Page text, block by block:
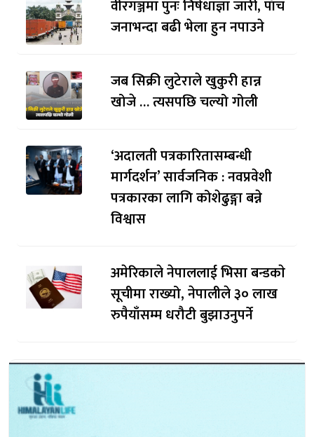
वीरगञ्जमा पुनः निषेधाज्ञा जारी, पाँच
जनाभन्दा बढी भेला हुन नपाउने
जब सिक्री लुटेराले खुकुरी हान्न
खोजे … त्यसपछि चल्यो गोली
‘अदालती पत्रकारितासम्बन्धी
मार्गदर्शन’ सार्वजनिक : नवप्रवेशी
पत्रकारका लागि कोशेढुङ्गा बन्ने
विश्वास
अमेरिकाले नेपाललाई भिसा बन्डकाे
सूचीमा राख्यो, नेपालीले ३० लाख
रुपैयाँसम्म धरौटी बुझाउनुपर्ने